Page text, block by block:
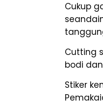
Cukup
Cutting
bodi
Stiker